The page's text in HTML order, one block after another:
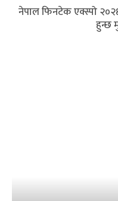
नेपाल फिनटेक एक्स्पो
हुन्छ